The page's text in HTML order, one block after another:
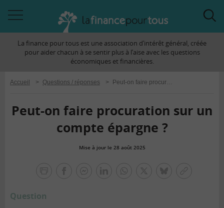
àLa finance pour tous est une association d’intérêt général, créée
pour aider chacun à se sentir plus à l’aise avec les questions
économiques et financières.
Accueil > Questions / réponses > Peut-on faire procuration sur un compte épargne ?
Peut-on faire procuration sur un
compte épargne ?
Mise à jour le 28 août 2025
Question